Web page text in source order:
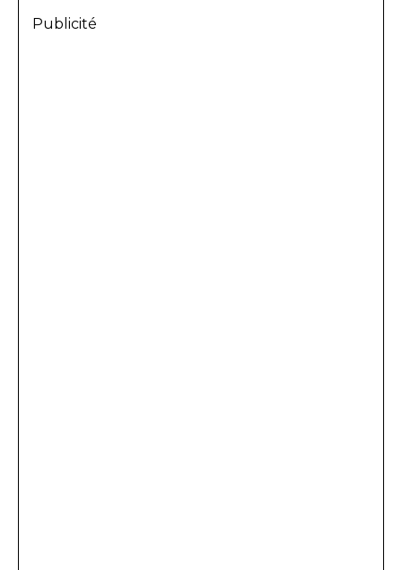
Publicité